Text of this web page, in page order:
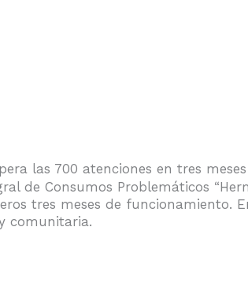
las 700 atenciones en tres meses
de Consumos Problemáticos
tres meses de
comunitaria.